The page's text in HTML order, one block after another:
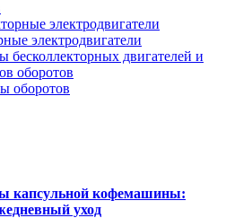
электродвигатели
электродвигатели
бесколлекторных двигателей и
оборотов
оборотов
капсульной кофемашины:
уход